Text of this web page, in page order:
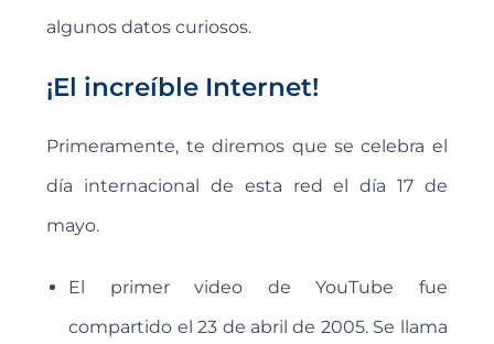
algunos datos curiosos.
¡El increíble Internet!
Primeramente, te diremos que se celebra el
día internacional de esta red el día 17 de
mayo.
El primer video de YouTube fue
compartido el 23 de abril de 2005. Se llama